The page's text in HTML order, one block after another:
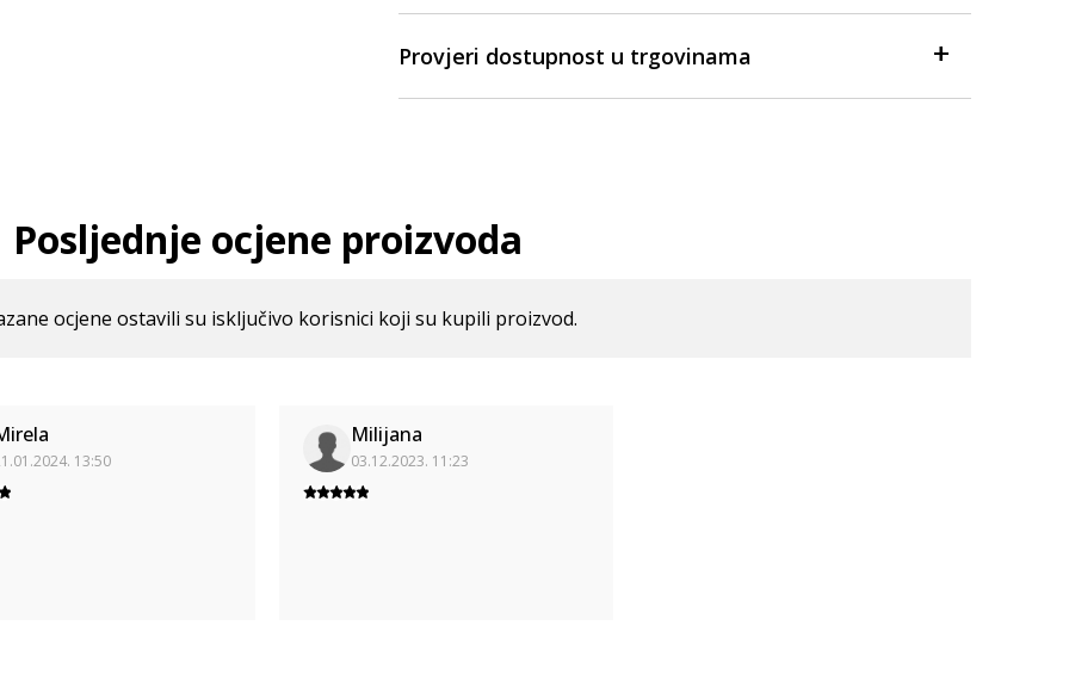
Provjeri dostupnost u trgovinama
Posljednje ocjene proizvoda
ocjene ostavili su isključivo korisnici koji su kupili proizvod.
13:50
Milijana
03.12.2023. 11:23